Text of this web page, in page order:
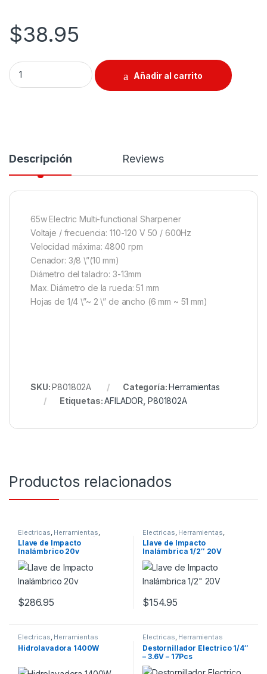
$38.95
Afilador Multi-Funcional Electrico 65W quantity
Añadir al carrito
Descripción Reviews
65w Electric Multi-functional Sharpener
Voltaje / frecuencia: 110-120 V 50 / 600Hz
Velocidad máxima: 4800 rpm
Cenador: 3/8 \”(10 mm)
Diámetro del taladro: 3-13mm
Max. Diámetro de la rueda: 51 mm
Hojas de 1/4 \”~ 2 \” de ancho (6 mm ~ 51 mm)
SKU:P801802A Categoría:Herramientas
Etiquetas:AFILADOR P801802A
Productos relacionados
Electricas Herramientas
Mecanico , Por Profesión
Llave de Impacto
Inalámbrico 20v
$286.95
Electricas Herramientas
Mecanico , Por Profesión
Llave de Impacto
Inalámbrica 1/2″ 20V
$154.95
Electricas, Herramientas
Hidrolavadora 1400W
Electricas, Herramientas
Destornillador Electrico 1/4″
– 3.6V – 17Pcs